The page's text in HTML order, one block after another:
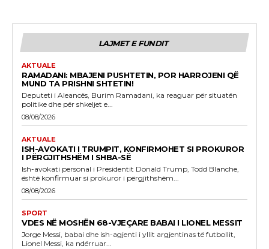
LAJMET E FUNDIT
AKTUALE
RAMADANI: MBAJENI PUSHTETIN, POR HARROJENI QË
MUND TA PRISHNI SHTETIN!
Deputeti i Aleancës, Burim Ramadani, ka reaguar për situatën
politike dhe për shkeljet e...
08/08/2026
AKTUALE
ISH-AVOKATI I TRUMPIT, KONFIRMOHET SI PROKUROR
I PËRGJITHSHËM I SHBA-SË
Ish-avokati personal i Presidentit Donald Trump, Todd Blanche,
është konfirmuar si prokuror i përgjithshëm...
08/08/2026
SPORT
VDES NË MOSHËN 68-VJEÇARE BABAI I LIONEL MESSIT
Jorge Messi, babai dhe ish-agjenti i yllit argjentinas të futbollit,
Lionel Messi, ka ndërruar...